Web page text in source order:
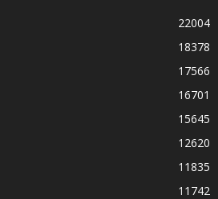
22004
18378
17566
16701
15645
12620
11835
11742